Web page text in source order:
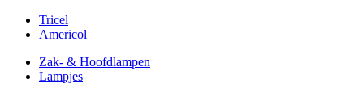
Tricel
Americol
Zak- & Hoofdlampen
Lampjes